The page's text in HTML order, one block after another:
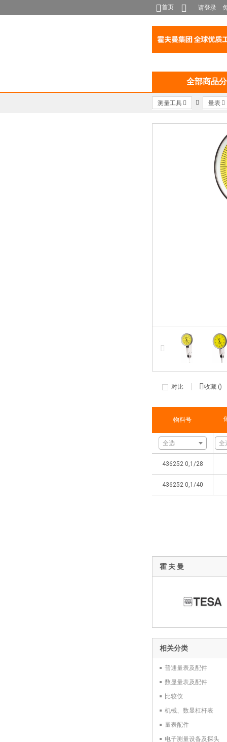
首页 请登录
全部商品
测量工具 量表
对比 收藏 ()
物料号
全选
436252 0,1/28
436252 0,1/40
全
霍 夫 曼
相关分类
普通量表及配件
数显量表及配件
比较仪
机械、数显杠杆表
量表配件
电子测量设备及探头